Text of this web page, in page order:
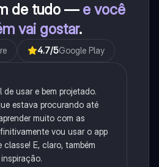
de tudo — e você
vai gostar.
4.7/5Google Play
usar e bem projetado.
estava procurando até
muito com as
vou usar o app
E, claro, também